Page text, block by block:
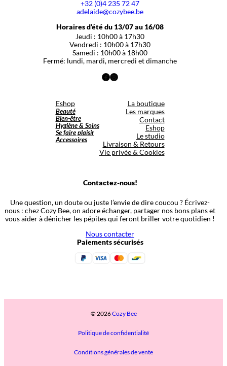
+32 (0)4 235 72 47
adelaide@cozybee.be
Horaires d’été du 13/07 au 16/08
Jeudi : 10h00 à 17h30
Vendredi : 10h00 à 17h30
Samedi : 10h00 à 18h00
Fermé: lundi, mardi, mercredi et dimanche
Facebook
Instagram
Eshop
Beauté
Bien-être
Hygiène & Soins
Se faire plaisir
Accessoires
La boutique
Les marques
Contact
Eshop
Le studio
Livraison & Retours
Vie privée & Cookies
Contactez-nous!
Une question, un doute ou juste l’envie de dire coucou ? Écrivez-
nous : chez Cozy Bee, on adore échanger, partager nos bons plans et
vous aider à dénicher les pépites qui feront briller votre quotidien !
Nous contacter
Paiements sécurisés
© 2026Cozy Bee
Politique de confidentialité
Conditions générales de vente